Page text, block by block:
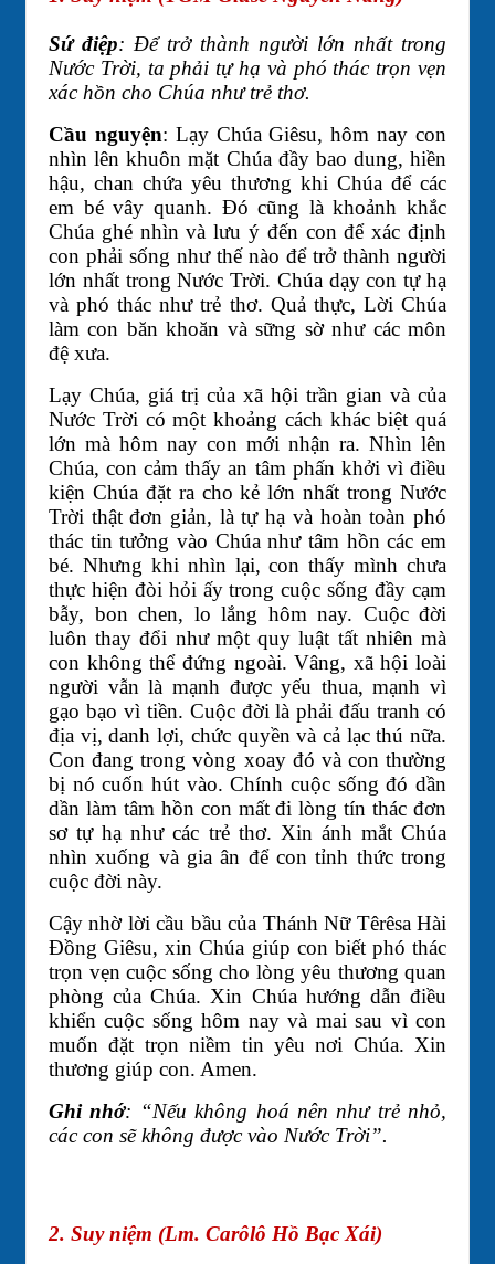
Sứ điệp: Để trở thành người lớn nhất trong
Nước Trời, ta phải tự hạ và phó thác trọn vẹn
xác hồn cho Chúa như trẻ thơ.
Cầu nguyện: Lạy Chúa Giêsu, hôm nay con
nhìn lên khuôn mặt Chúa đầy bao dung, hiền
hậu, chan chứa yêu thương khi Chúa để các
em bé vây quanh. Đó cũng là khoảnh khắc
Chúa ghé nhìn và lưu ý đến con để xác định
con phải sống như thế nào để trở thành người
lớn nhất trong Nước Trời. Chúa dạy con tự hạ
và phó thác như trẻ thơ. Quả thực, Lời Chúa
làm con băn khoăn và sững sờ như các môn
đệ xưa.
Lạy Chúa, giá trị của xã hội trần gian và của
Nước Trời có một khoảng cách khác biệt quá
lớn mà hôm nay con mới nhận ra. Nhìn lên
Chúa, con cảm thấy an tâm phấn khởi vì điều
kiện Chúa đặt ra cho kẻ lớn nhất trong Nước
Trời thật đơn giản, là tự hạ và hoàn toàn phó
thác tin tưởng vào Chúa như tâm hồn các em
bé. Nhưng khi nhìn lại, con thấy mình chưa
thực hiện đòi hỏi ấy trong cuộc sống đầy cạm
bẫy, bon chen, lo lắng hôm nay. Cuộc đời
luôn thay đổi như một quy luật tất nhiên mà
con không thể đứng ngoài. Vâng, xã hội loài
người vẫn là mạnh được yếu thua, mạnh vì
gạo bạo vì tiền. Cuộc đời là phải đấu tranh có
địa vị, danh lợi, chức quyền và cả lạc thú nữa.
Con đang trong vòng xoay đó và con thường
bị nó cuốn hút vào. Chính cuộc sống đó dần
dần làm tâm hồn con mất đi lòng tín thác đơn
sơ tự hạ như các trẻ thơ. Xin ánh mắt Chúa
nhìn xuống và gia ân để con tỉnh thức trong
cuộc đời này.
Cậy nhờ lời cầu bầu của Thánh Nữ Têrêsa Hài
Đồng Giêsu, xin Chúa giúp con biết phó thác
trọn vẹn cuộc sống cho lòng yêu thương quan
phòng của Chúa. Xin Chúa hướng dẫn điều
khiển cuộc sống hôm nay và mai sau vì con
muốn đặt trọn niềm tin yêu nơi Chúa. Xin
thương giúp con. Amen.
Ghi nhớ: “Nếu không hoá nên như trẻ nhỏ,
các con sẽ không được vào Nước Trời”.
2. Suy niệm (Lm. Carôlô Hồ Bạc Xái)